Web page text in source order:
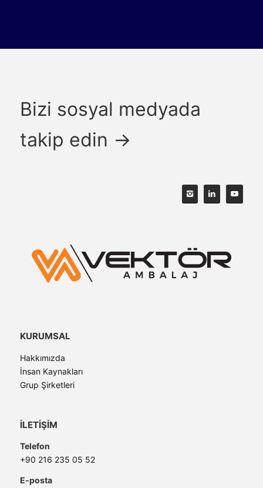
Bizi sosyal medyada
takip edin →
KURUMSAL
Hakkımızda
İnsan Kaynakları
Grup Şirketleri
İLETİŞİM
Telefon
+90 216 235 05 52
E-posta